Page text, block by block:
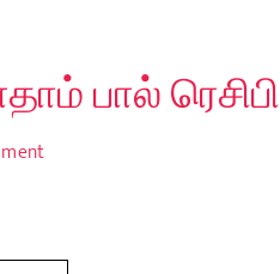
பால் ரெசிபி